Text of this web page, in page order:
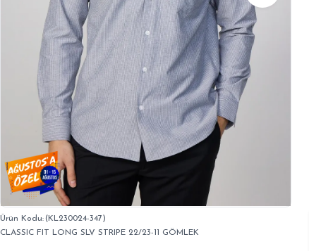
(KL230024-347)
CLASSIC FIT LONG SLV STRIPE 22/23-11 GÖMLEK